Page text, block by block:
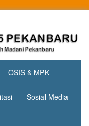
OSIS & MPK
Sosial Media